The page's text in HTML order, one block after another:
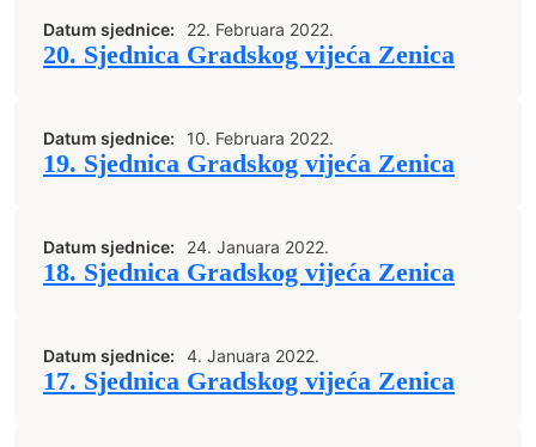
Datum sjednice: 22. Februara 2022.
20. Sjednica Gradskog vijeća Zenica
Datum sjednice: 10. Februara 2022.
19. Sjednica Gradskog vijeća Zenica
Datum sjednice: 24. Januara 2022.
18. Sjednica Gradskog vijeća Zenica
Datum sjednice: 4. Januara 2022.
17. Sjednica Gradskog vijeća Zenica